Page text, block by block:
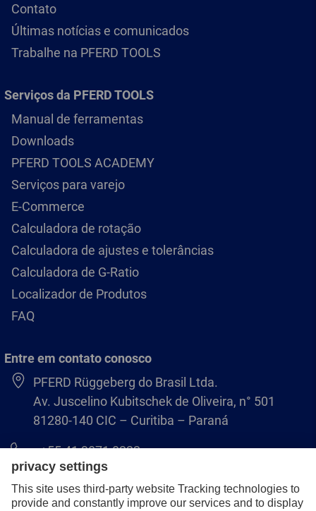
Contato
Últimas notícias e comunicados
Trabalhe na PFERD TOOLS
Serviços da PFERD TOOLS
Manual de ferramentas
Downloads
PFERD TOOLS ACADEMY
Serviços para varejo
E-Commerce
Calculadora de rotação
Calculadora de ajustes e tolerâncias
Calculadora de G-Ratio
Localizador de Produtos
FAQ
Entre em contato conosco
PFERD Rüggeberg do Brasil Ltda.
Av. Juscelino Kubitschek de Oliveira, n° 501
81280-140 CIC – Curitiba – Paraná
+55 41 3071 8222
pferd.br@pferd.com